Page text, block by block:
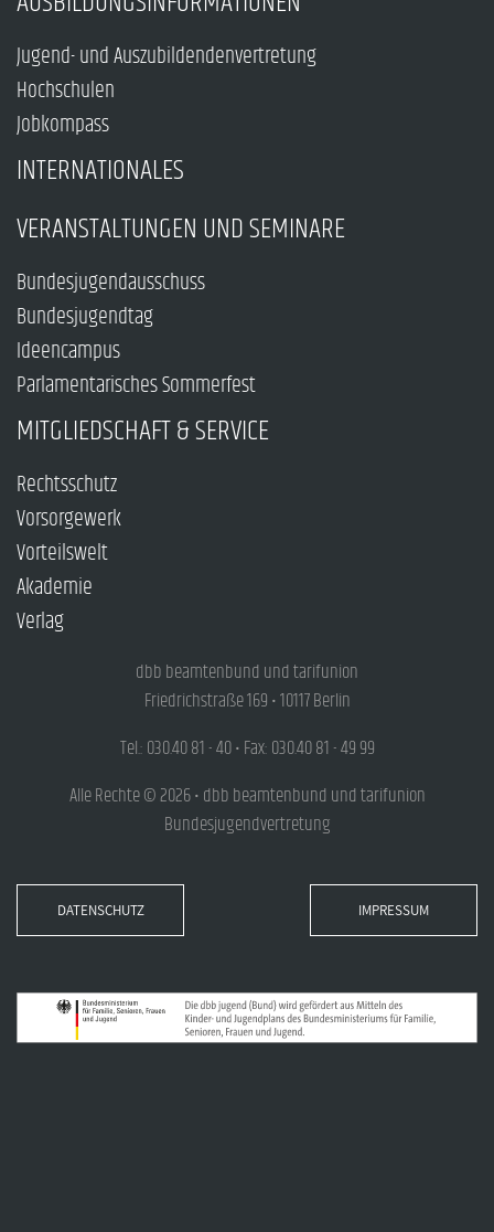
Jugend- und Auszubildendenvertretung
Hochschulen
Jobkompass
INTERNATIONALES
VERANSTALTUNGEN UND SEMINARE
Bundesjugendausschuss
Bundesjugendtag
Ideencampus
Parlamentarisches Sommerfest
MITGLIEDSCHAFT & SERVICE
Rechtsschutz
Vorsorgewerk
Vorteilswelt
Akademie
Verlag
dbb beamtenbund und tarifunion
Friedrichstraße 169 • 10117 Berlin
Tel.: 030.40 81 - 40 • Fax: 030.40 81 - 49 99
Alle Rechte © 2026 • dbb beamtenbund und tarifunion
Bundesjugendvertretung
DATENSCHUTZ IMPRESSUM